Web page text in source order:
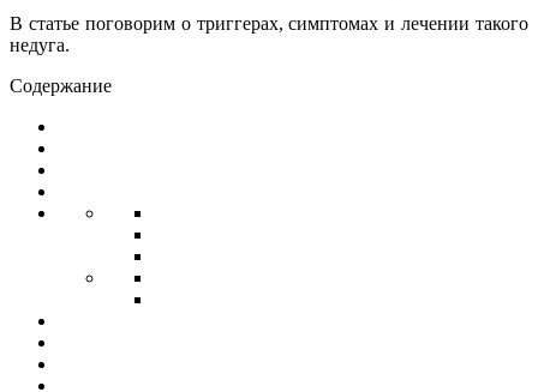
В статье поговорим о триггерах, симптомах и лечении такого
недуга.
Содержание